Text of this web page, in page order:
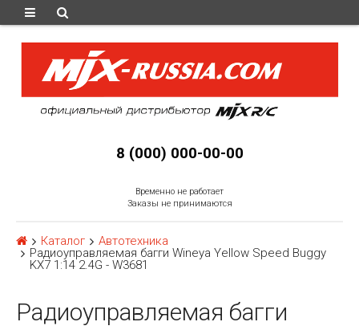
8 (000) 000-00-00
Временно не работает
Заказы не принимаются
Каталог
Автотехника
Радиоуправляемая багги Wineya Yellow Speed Buggy
KX7 1:14 2.4G - W3681
Радиоуправляемая багги